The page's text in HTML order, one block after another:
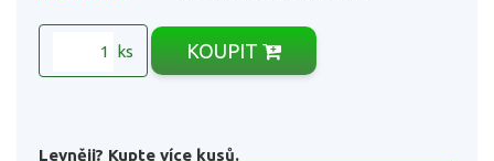
ks KOUPIT
Levněji? Kupte více kusů.